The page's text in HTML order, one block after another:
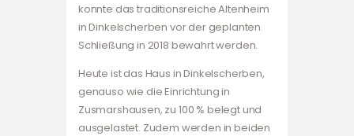
konnte das traditionsreiche Altenheim
in Dinkelscherben vor der geplanten
Schließung in 2018 bewahrt werden.
Heute ist das Haus in Dinkelscherben,
genauso wie die Einrichtung in
Zusmarshausen, zu 100 % belegt und
ausgelastet. Zudem werden in beiden